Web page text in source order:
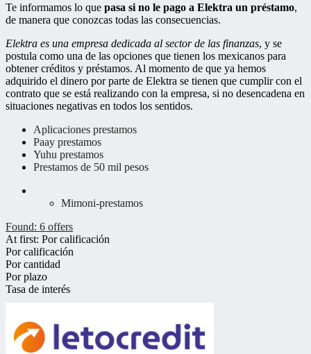
Te informamos lo que pasa si no le pago a Elektra un préstamo,
de manera que conozcas todas las consecuencias.
Elektra es una empresa dedicada al sector de las finanzas, y se
postula como una de las opciones que tienen los mexicanos para
obtener créditos y préstamos. Al momento de que ya hemos
adquirido el dinero por parte de Elektra se tienen que cumplir con el
contrato que se está realizando con la empresa, si no desencadena en
situaciones negativas en todos los sentidos.
Aplicaciones prestamos
Paay prestamos
Yuhu prestamos
Prestamos de 50 mil pesos
Mimoni-prestamos
Found: 6 offers
At first: Por calificación
Por calificación
Por cantidad
Por plazo
Tasa de interés